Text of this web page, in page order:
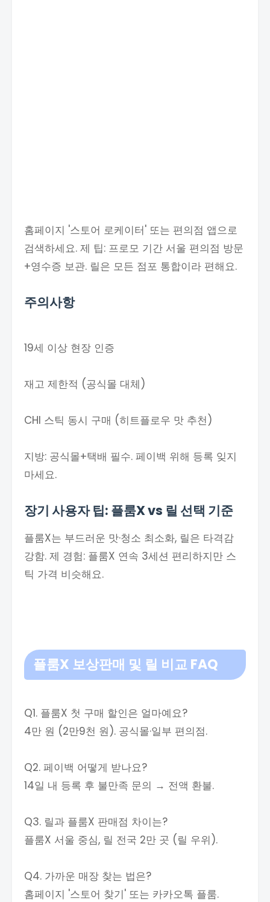
홈페이지 '스토어 로케이터' 또는 편의점 앱으로
검색하세요. 제 팁: 프로모 기간 서울 편의점 방문
+영수증 보관. 릴은 모든 점포 통합이라 편해요.
주의사항
19세 이상 현장 인증
재고 제한적 (공식몰 대체)
CHI 스틱 동시 구매 (히트플로우 맛 추천)
지방: 공식몰+택배 필수. 페이백 위해 등록 잊지
마세요.
장기 사용자 팁: 플룸X vs 릴 선택 기준
플룸X는 부드러운 맛·청소 최소화, 릴은 타격감
강함. 제 경험: 플룸X 연속 3세션 편리하지만 스
틱 가격 비슷해요.
플룸X 보상판매 및 릴 비교 FAQ
Q1. 플룸X 첫 구매 할인은 얼마예요?
4만 원 (2만9천 원). 공식몰·일부 편의점.
Q2. 페이백 어떻게 받나요?
14일 내 등록 후 불만족 문의 → 전액 환불.
Q3. 릴과 플룸X 판매점 차이는?
플룸X 서울 중심, 릴 전국 2만 곳 (릴 우위).
Q4. 가까운 매장 찾는 법은?
홈페이지 '스토어 찾기' 또는 카카오톡 플룸.